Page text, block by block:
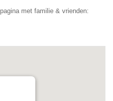
met familie & vrienden: